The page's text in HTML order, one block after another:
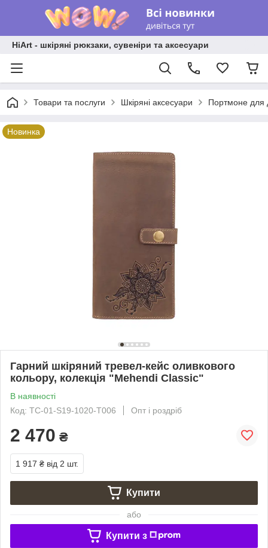
HiArt - шкіряні рюкзаки, сувеніри та аксесуари
Товари та послуги Шкіряні аксесуари Портмоне для
Новинка
Гарний шкіряний тревел-кейс оливкового
кольору, колекція "Mehendi Classic"
В наявності
Код: TC-01-S19-1020-T006
Опт і роздріб
2 470 ₴
1 917 ₴ від 2 шт.
Купити
або
Купити з